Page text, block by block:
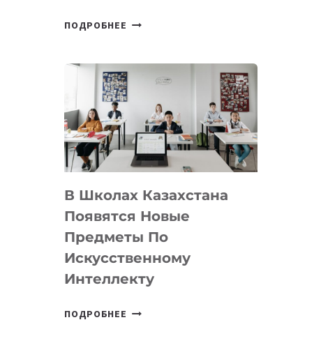
ПОДРОБНЕЕ ОТКРЫТ
DEAL
VELOCITY
MOST
—
МЕЖДУНАРОДНУЮ
ДЛЯ
ТЕХНОЛОГИЧЕСКИХ
СТАРТАПОВ
В Школах Казахстана
Появятся Новые
Предметы По
Искусственному
Интеллекту
ПОДРОБНЕЕ